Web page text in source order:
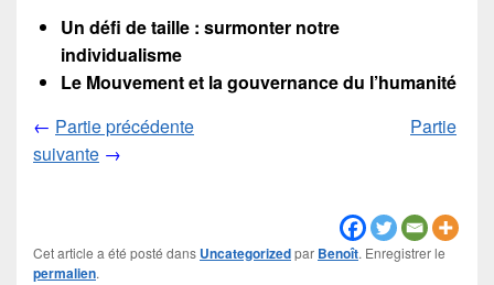
Un défi de taille : surmonter notre
individualisme
Le Mouvement et la gouvernance du l’humanité
← Partie précédente
Partie
suivante →
Cet article a été posté dans Uncategorizedpar Benoît. Enregistrer le
permalien.